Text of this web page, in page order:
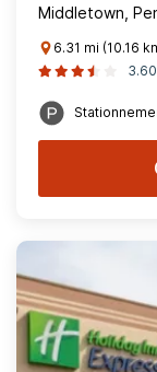
Middletown,
6.31 mi (10.16
3.60